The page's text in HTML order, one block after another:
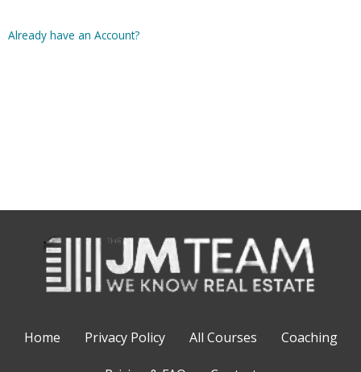
Already have an Account?
Home Privacy Policy All Courses Coaching